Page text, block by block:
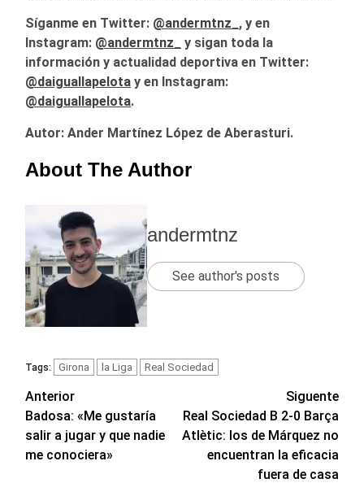
Síganme en Twitter: @andermtnz_ , y en
Instagram: @andermtnz_
y sigan toda la
información y actualidad deportiva en Twitter:
@daiguallapelota y en Instagram:
@daiguallapelota.
Autor: Ander Martínez López de Aberasturi.
About The Author
andermtnz
See author's posts
Tags: Girona la Liga Real Sociedad
Navegación
de
entradas
Anterior
Badosa: «Me gustaría
salir a jugar y que nadie
me conociera»
Siguente
Real Sociedad B 2-0 Barça
Atlètic: los de Márquez no
encuentran la eficacia
fuera de casa